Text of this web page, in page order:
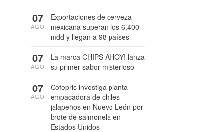
Exportaciones de cerveza
mexicana superan los 6,400
mdd y llegan a 98 países
07
AGO
La marca CHIPS AHOY! lanza
su primer sabor misterioso
07
AGO
Cofepris investiga planta
empacadora de chiles
jalapeños en Nuevo León por
brote de salmonela en
Estados Unidos
07
AGO